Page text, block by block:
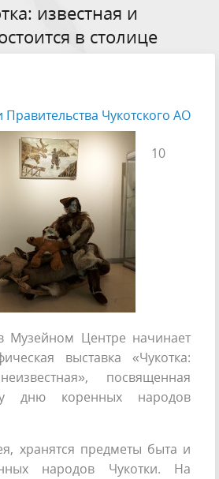
известная и
в столице
Чукотского АО
10
Музейном Центре начинает
выставка «Чукотка:
посвященная
дню коренных народов
хранятся предметы быта и
народов Чукотки. На